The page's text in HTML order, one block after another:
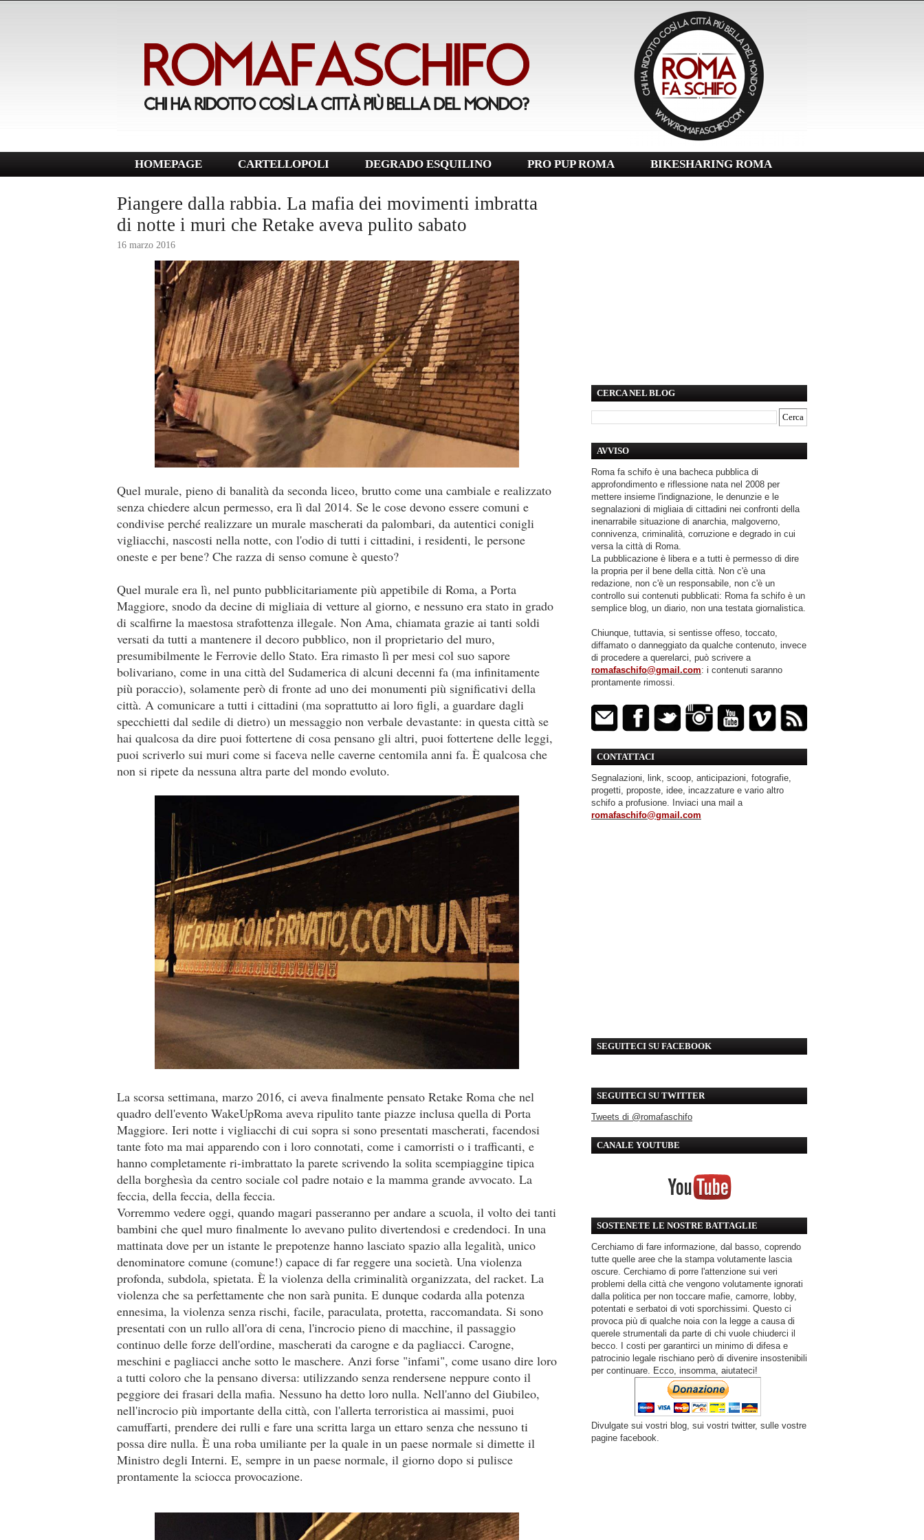
HOMEPAGE CARTELLOPOLI DEGRADO ESQUILINO PRO PUP ROMA BIKESHARING ROMA
Piangere dalla rabbia. La mafia dei movimenti imbratta
di notte i muri che Retake aveva pulito sabato
16 marzo 2016
Quel murale, pieno di banalità da seconda liceo, brutto come una cambiale e realizzato
senza chiedere alcun permesso, era lì dal 2014. Se le cose devono essere comuni e
condivise perché realizzare un murale mascherati da palombari, da autentici conigli
vigliacchi, nascosti nella notte, con l'odio di tutti i cittadini, i residenti, le persone
oneste e per bene? Che razza di senso comune è questo?
Quel murale era lì, nel punto pubblicitariamente più appetibile di Roma, a Porta
Maggiore, snodo da decine di migliaia di vetture al giorno, e nessuno era stato in grado
di scalfirne la maestosa strafottenza illegale. Non Ama, chiamata grazie ai tanti soldi
versati da tutti a mantenere il decoro pubblico, non il proprietario del muro,
presumibilmente le Ferrovie dello Stato. Era rimasto lì per mesi col suo sapore
bolivariano, come in una città del Sudamerica di alcuni decenni fa (ma infinitamente
più poraccio), solamente però di fronte ad uno dei monumenti più significativi della
città. A comunicare a tutti i cittadini (ma soprattutto ai loro figli, a guardare dagli
specchietti dal sedile di dietro) un messaggio non verbale devastante: in questa città se
hai qualcosa da dire puoi fottertene di cosa pensano gli altri, puoi fottertene delle leggi,
puoi scriverlo sui muri come si faceva nelle caverne centomila anni fa. È qualcosa che
non si ripete da nessuna altra parte del mondo evoluto.
La scorsa settimana, marzo 2016, ci aveva finalmente pensato Retake Roma che nel
quadro dell'evento WakeUpRoma aveva ripulito tante piazze inclusa quella di Porta
Maggiore. Ieri notte i vigliacchi di cui sopra si sono presentati mascherati, facendosi
tante foto ma mai apparendo con i loro connotati, come i camorristi o i trafficanti, e
hanno completamente ri-imbrattato la parete scrivendo la solita scempiaggine tipica
della borghesìa da centro sociale col padre notaio e la mamma grande avvocato. La
feccia, della feccia, della feccia.
Vorremmo vedere oggi, quando magari passeranno per andare a scuola, il volto dei tanti
bambini che quel muro finalmente lo avevano pulito divertendosi e credendoci. In una
mattinata dove per un istante le prepotenze hanno lasciato spazio alla legalità, unico
denominatore comune (comune!) capace di far reggere una società. Una violenza
profonda, subdola, spietata. È la violenza della criminalità organizzata, del racket. La
violenza che sa perfettamente che non sarà punita. E dunque codarda alla potenza
ennesima, la violenza senza rischi, facile, paraculata, protetta, raccomandata. Si sono
presentati con un rullo all'ora di cena, l'incrocio pieno di macchine, il passaggio
continuo delle forze dell'ordine, mascherati da carogne e da pagliacci. Carogne,
meschini e pagliacci anche sotto le maschere. Anzi forse "infami", come usano dire loro
a tutti coloro che la pensano diversa: utilizzando senza rendersene neppure conto il
peggiore dei frasari della mafia. Nessuno ha detto loro nulla. Nell'anno del Giubileo,
nell'incrocio più importante della città, con l'allerta terroristica ai massimi, puoi
camuffarti, prendere dei rulli e fare una scritta larga un ettaro senza che nessuno ti
possa dire nulla. È una roba umiliante per la quale in un paese normale si dimette il
Ministro degli Interni. E, sempre in un paese normale, il giorno dopo si pulisce
prontamente la sciocca provocazione.
CERCA NEL BLOG
AVVISO
Roma fa schifo è una bacheca pubblica di
approfondimento e riflessione nata nel 2008 per
mettere insieme l'indignazione, le denunzie e le
segnalazioni di migliaia di cittadini nei confronti della
inenarrabile situazione di anarchia, malgoverno,
connivenza, criminalità, corruzione e degrado in cui
versa la città di Roma.
La pubblicazione è libera e a tutti è permesso di dire
la propria per il bene della città. Non c'è una
redazione, non c'è un responsabile, non c'è un
controllo sui contenuti pubblicati: Roma fa schifo è un
semplice blog, un diario, non una testata giornalistica.
Chiunque, tuttavia, si sentisse offeso, toccato,
diffamato o danneggiato da qualche contenuto, invece
di procedere a querelarci, può scrivere a
romafaschifo@gmail.com: i contenuti saranno
prontamente rimossi.
CONTATTACI
Segnalazioni, link, scoop, anticipazioni, fotografie,
progetti, proposte, idee, incazzature e vario altro
schifo a profusione. Inviaci una mail a
romafaschifo@gmail.com
SEGUITECI SU FACEBOOK
SEGUITECI SU TWITTER
Tweets di @romafaschifo
CANALE YOUTUBE
SOSTENETE LE NOSTRE BATTAGLIE
Cerchiamo di fare informazione, dal basso, coprendo
tutte quelle aree che la stampa volutamente lascia
oscure. Cerchiamo di porre l'attenzione sui veri
problemi della città che vengono volutamente ignorati
dalla politica per non toccare mafie, camorre, lobby,
potentati e serbatoi di voti sporchissimi. Questo ci
provoca più di qualche noia con la legge a causa di
querele strumentali da parte di chi vuole chiuderci il
becco. I costi per garantirci un minimo di difesa e
patrocinio legale rischiano però di divenire insostenibili
per continuare. Ecco, insomma, aiutateci!
Divulgate sui vostri blog, sui vostri twitter, sulle vostre
pagine facebook.